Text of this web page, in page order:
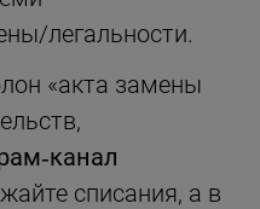
легальности.
«акта замены
списания, а в